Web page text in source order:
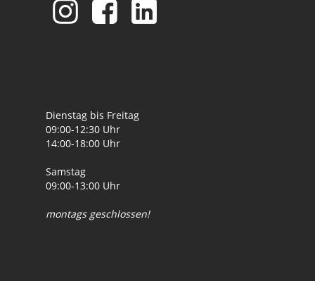
Dienstag bis Freitag
09:00-12:30 Uhr
14:00-18:00 Uhr
Samstag
09:00-13:00 Uhr
montags geschlossen!